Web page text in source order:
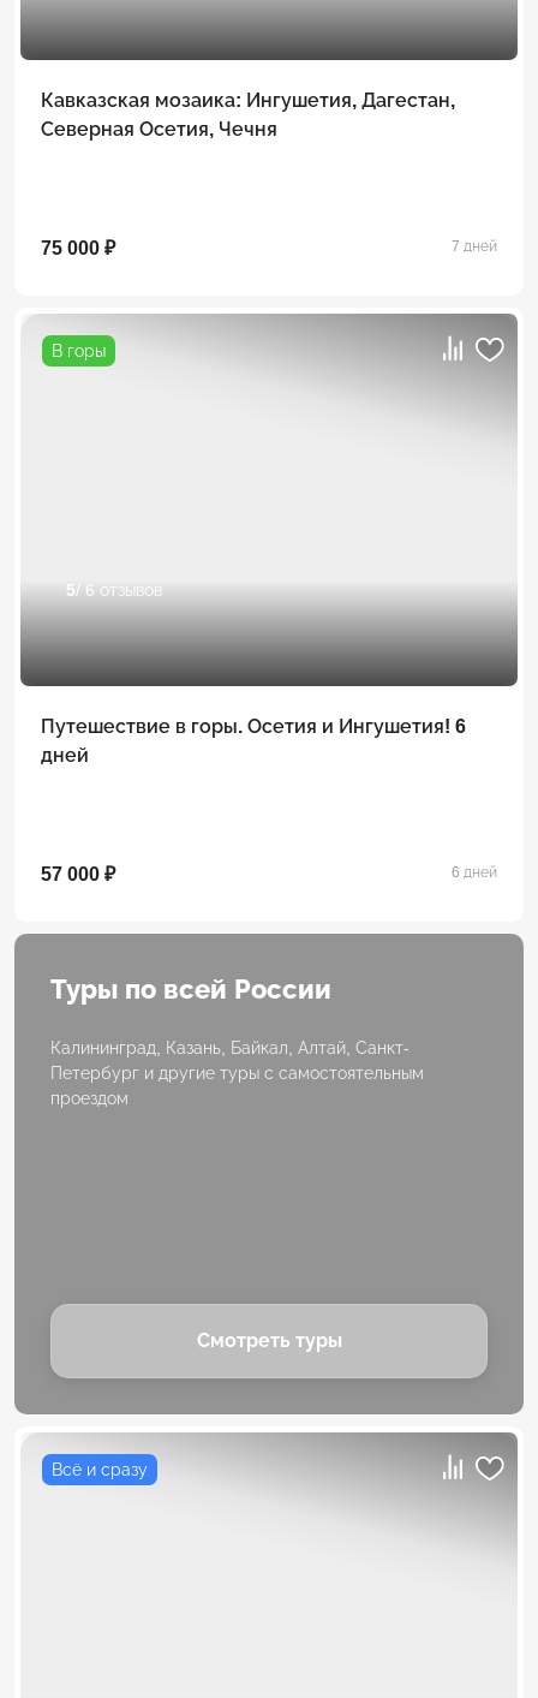
Кавказская мозаика: Ингушетия, Дагестан,
Северная Осетия, Чечня
75 000 ₽ 7 дней
В горы
5/ 6 отзывов
Путешествие в горы. Осетия и Ингушетия! 6
дней
57 000 ₽ 6 дней
Туры по всей России
Калининград, Казань, Байкал, Алтай, Санкт-
Петербург и другие туры с самостоятельным
проездом
Смотреть туры
Всё и сразу